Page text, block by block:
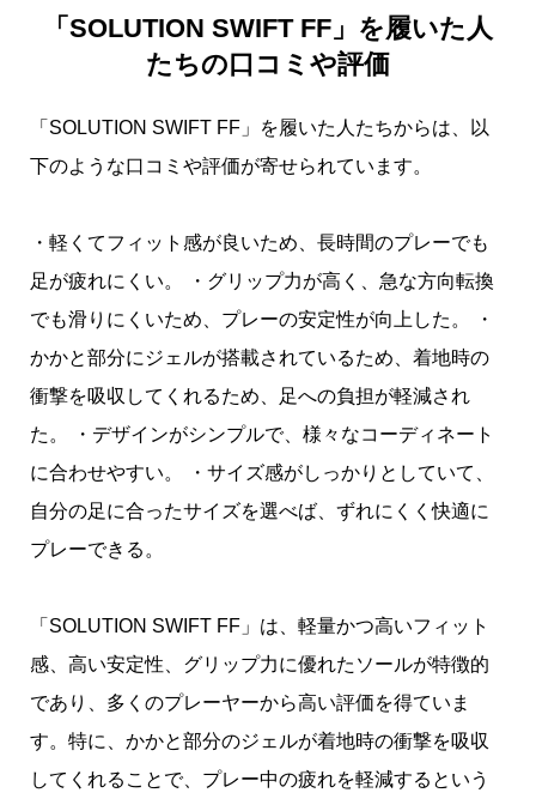
「SOLUTION SWIFT FF」を履いた人
たちの口コミや評価
「SOLUTION SWIFT FF」を履いた人たちからは、以
下のような口コミや評価が寄せられています。
・軽くてフィット感が良いため、長時間のプレーでも
足が疲れにくい。 ・グリップ力が高く、急な方向転換
でも滑りにくいため、プレーの安定性が向上した。 ・
かかと部分にジェルが搭載されているため、着地時の
衝撃を吸収してくれるため、足への負担が軽減され
た。 ・デザインがシンプルで、様々なコーディネート
に合わせやすい。 ・サイズ感がしっかりとしていて、
自分の足に合ったサイズを選べば、ずれにくく快適に
プレーできる。
「SOLUTION SWIFT FF」は、軽量かつ高いフィット
感、高い安定性、グリップ力に優れたソールが特徴的
であり、多くのプレーヤーから高い評価を得ていま
す。特に、かかと部分のジェルが着地時の衝撃を吸収
してくれることで、プレー中の疲れを軽減するという